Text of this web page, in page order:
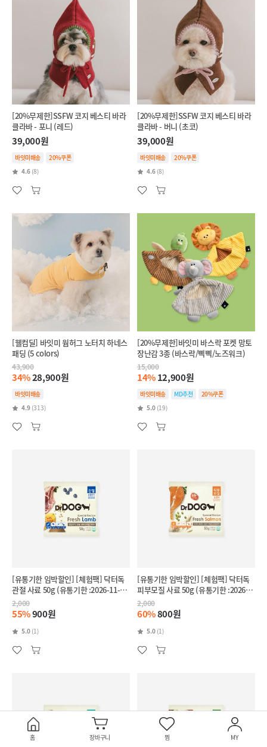
[20%무제한]SSFW 코지 베스티 바라
클라바 - 포니 (레드)
39,000원
바잇미배송
20%쿠폰
4.6 (8)
[20%무제한]SSFW 코지 베스티 바라
클라바 - 버니 (초코)
39,000원
바잇미배송
20%쿠폰
4.6 (8)
[웰컴딜] 바잇미 웜허그 노터치 하네스
패딩 (5 colors)
43,900
34%28,900원
바잇미배송
4.9 (313)
[20%무제한]바잇미 바스락 포켓 망토
장난감 3종 (바스락/삑삑/노즈워크)
15,000
14%12,900원
바잇미배송 MD추천
20%쿠폰
5.0 (19)
[유통기한 임박할인] [체험팩] 닥터독
관절 사료 50g (유통기한 :2026-11-
28)
2,000
55%900원
5.0 (1)
[유통기한 임박할인] [체험팩] 닥터독
피부모질 사료 50g (유통기한 :2026-
11-27)
2,000
60%800원
5.0 (1)
홈 장바구니 찜 MY